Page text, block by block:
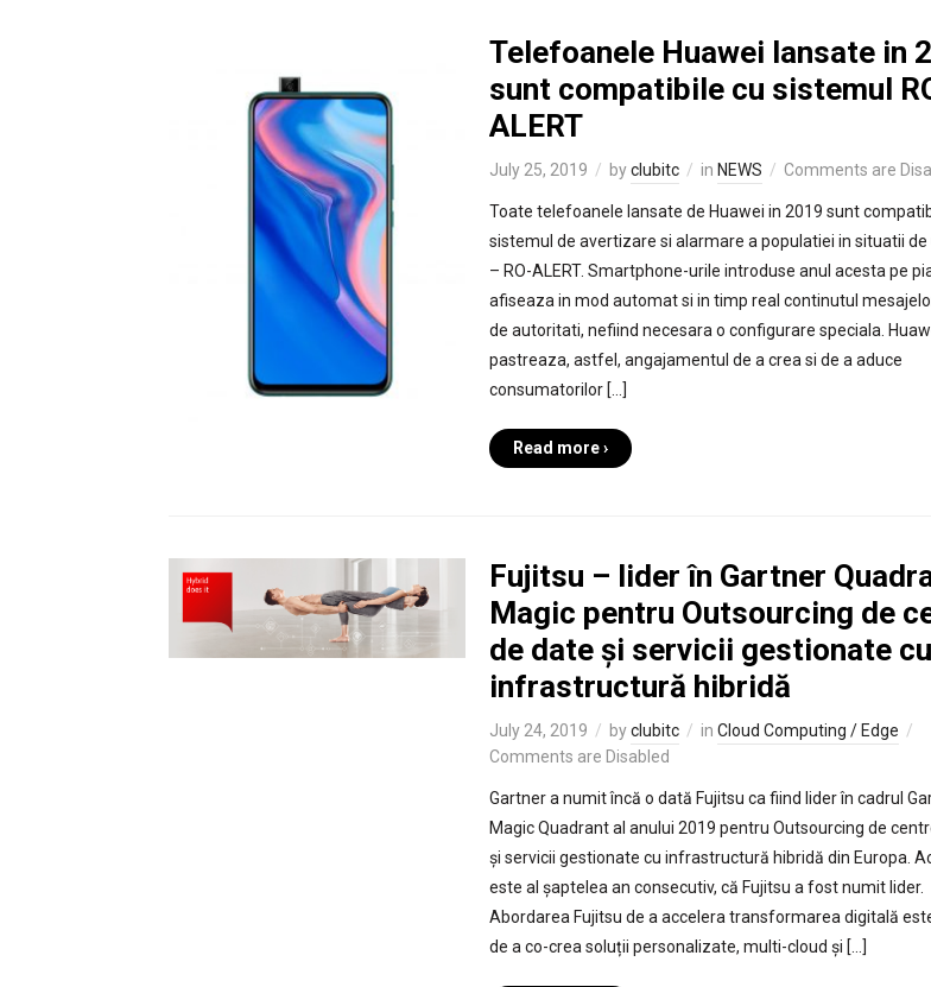
Telefoanele Huawei lansate in
sunt compatibile cu sistemul
ALERT
July 25, 2019 byclubitc in NEWS Comments are
Toate telefoanele lansate de Huawei in 2019 sunt
sistemul de avertizare si alarmare a populatiei in situatii
– RO-ALERT. Smartphone-urile introduse anul acesta pe
afiseaza in mod automat si in timp real continutul
de autoritati, nefiind necesara o configurare speciala.
pastreaza, astfel, angajamentul de a crea si de a aduce
consumatorilor […]
Read more ›
Fujitsu – lider în Gartner
Magic pentru Outsourcing de
de date și servicii gestionate cu
infrastructură hibridă
July 24, 2019 byclubitc in Cloud Computing / Edge
Comments are Disabled
Gartner a numit încă o dată Fujitsu ca fiind lider în cadrul
Magic Quadrant al anului 2019 pentru Outsourcing de
și servicii gestionate cu infrastructură hibridă din Europa.
este al șaptelea an consecutiv, că Fujitsu a fost numit lider.
Abordarea Fujitsu de a accelera transformarea digitală
de a co-crea soluții personalizate, multi-cloud și […]